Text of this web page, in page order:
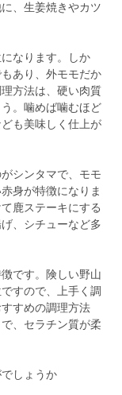
、生姜焼きやカツ
なります。しか
あり、外モモだか
方法は、硬い肉質
。噛めば噛むほど
も美味しく仕上が
シンタマで、モモ
身が特徴になりま
鹿ステーキにする
、シチューなど多
です。険しい野山
すので、上手く調
すめの調理方法
、セラチン質が柔
しょうか